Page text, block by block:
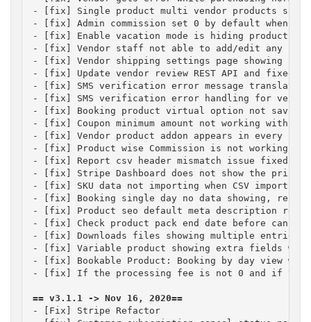
- [fix] Single product multi vendor products
- [fix] Admin commission set 0 by default when
- [fix] Enable vacation mode is hiding products
- [fix] Vendor staff not able to add/edit any
- [fix] Vendor shipping settings page showing js
- [fix] Update vendor review REST API and fixed
- [fix] SMS verification error message
- [fix] SMS verification error handling for
- [fix] Booking product virtual option not saving
- [fix] Coupon minimum amount not working with
- [fix] Vendor product addon appears in every
- [fix] Product wise Commission is not working in
- [fix] Report csv header mismatch issue fixed
- [fix] Stripe Dashboard does not show the price
- [fix] SKU data not importing when CSV import on
- [fix] Booking single day no data showing,
- [fix] Product seo default meta description
- [fix] Check product pack end date before
- [fix] Downloads files showing multiple entries
- [fix] Variable product showing extra fields when
- [fix] Bookable Product: Booking by day view
- [fix] If the processing fee is not 0 and if the
== v3.1.1 -> Nov 16, 2020==
- [Fix] Stripe Refactor